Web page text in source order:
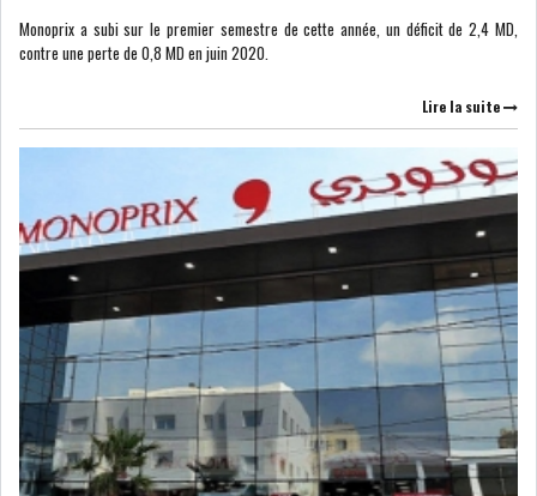
LEASING
LOGISTIQUE ET
COMPOSANTS
AUTOMOBILES
CHIMIE
DISTRIBUTION
AUTOMOBILE
FINANCIER IMMOBILIER
HOLDING INDUSTRIEL
AGRO-ALIMENTAIRE DIVERS
Monoprix a subi sur le premier semestre de cette année, un déficit de 2,4 MD,
contre une perte de 0,8 MD en juin 2020.
Lire la suite